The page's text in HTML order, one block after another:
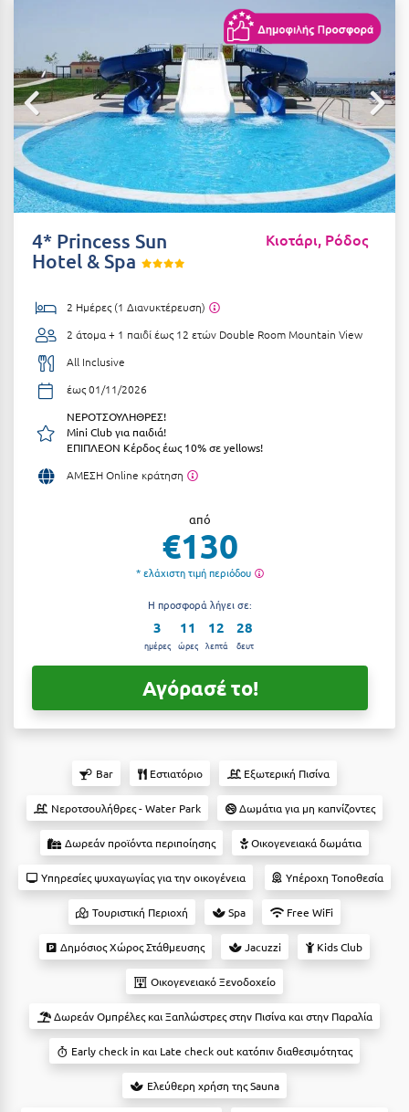
Αλεξανδρούπολη
Αλισσός Αχαΐας
Αλόννησος
Αμαλιάδα
Αμάρυνθος
Αμφίκλεια
Άνδρος
Αντίπαρος
Αράχωβα
Αργολίδα
Αριδαία
Αττική
Αχαΐα
Βόλος
Βραχάτι Κορινθίας
Βυτίνα
Γλυφάδα
Γρεβενά
Διαμονή Μόνο
Πρωινό
Ημιδιατροφή
Ημιδιατροφή + Ποτά
Πλήρης Διατροφή
Ένα Γεύμα
ΤΎΠΟΣ ΚΑΤΑΛΎΜΑΤΟΣ
Ξενοδοχεία 1 Αστέρι
Ξενοδοχεία 2 Αστέρων
Ξενοδοχεία 3 Αστέρων
Ξενοδοχεία 4 Αστέρων
Ενοικιαζόμενα Δωμάτια
Boutique Hotels
Suites
Δες όλες τις προσφορές
Δες όλα τα πακέτα διακοπών
4* Princess Sun
Hotel & Spa
Κιοτάρι, Ρόδος
2 Ημέρες (1 Διανυκτέρευση)
2 άτομα + 1 παιδί έως 12 ετών Double Room Mountain View
All Inclusive
έως 01/11/2026
ΝΕΡΟΤΣΟΥΛΗΘΡΕΣ!
Mini Club για παιδιά!
ΕΠΙΠΛΕΟΝ Κέρδος έως 10% σε yellows!
ΑΜΕΣΗ Online κράτηση
από
€130
* ελάχιστη τιμή περιόδου
Η προσφορά λήγει σε:
3
ημέρες
11
ώρες
12
λεπτά
27
δευτ
Αγόρασέ το!
Bar Εστιατόριο Εξωτερική Πισίνα
Νεροτσουλήθρες - Water Park Δωμάτια για μη καπνίζοντες
Δωρεάν προϊόντα περιποίησης Οικογενειακά δωμάτια
Υπηρεσίες ψυχαγωγίας για την οικογένεια Υπέροχη Τοποθεσία
Τουριστική Περιοχή Spa Free WiFi
Δημόσιος Χώρος Στάθμευσης Jacuzzi Kids Club
Οικογενειακό Ξενοδοχείο
Δωρεάν Ομπρέλες και Ξαπλώστρες στην Πισίνα και στην Παραλία
Early check in και Late check out κατόπιν διαθεσιμότητας
Ελεύθερη χρήση της Sauna